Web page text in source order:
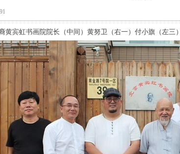
黄宾虹书画院院长（中间）黄努卫（右一）付小旗（左三